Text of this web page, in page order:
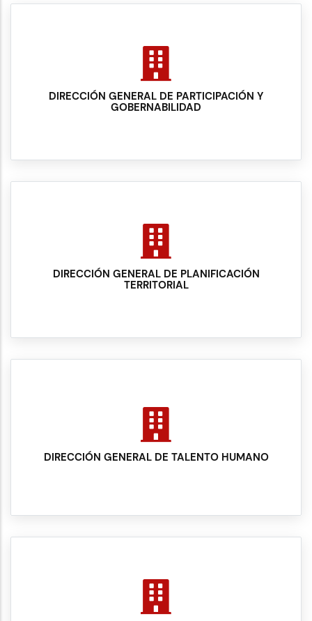
DIRECCIÓN GENERAL DE PARTICIPACIÓN Y
GOBERNABILIDAD
DIRECCIÓN GENERAL DE PLANIFICACIÓN
TERRITORIAL
DIRECCIÓN GENERAL DE TALENTO HUMANO